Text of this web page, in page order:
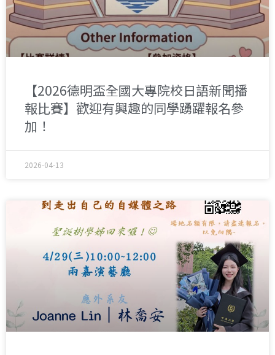
【2026德明盃全國大專院校日語新聞播
報比賽】歡迎有興趣的同學踴躍報名參
加！
2026-04-13